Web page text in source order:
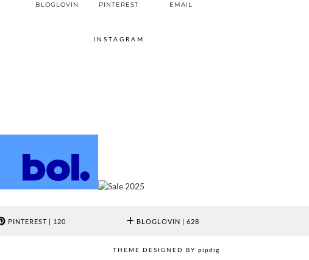
BLOGLOVIN PINTEREST EMAIL
INSTAGRAM
PINTEREST| 120 BLOGLOVIN | 628
THEME DESIGNED BY pipdig